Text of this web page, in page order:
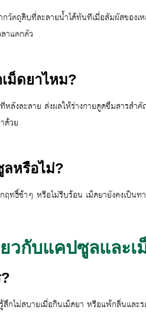
Search
for:
วัตถุดิบที่ละลายน้ำได้ทันทีเมื่อสัมผัสของเ
าแตกตัว
ม็ดยาไหม?
ลังละลาย ส่งผลให้ร่างกายดูดซึมสารสำ
ด้วย
หรือไม่?
ฤทธิ์ช้าๆ หรือไม่รีบร้อน เม็ดยายังคงเป็
วกับแคปซูลและเ
ไม่สบายเมื่อกินเม็ดยา หรือแพ้กลิ่นและร